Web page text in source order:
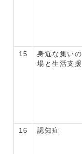
15
身近な集いの
場と生活支援
16 認知症